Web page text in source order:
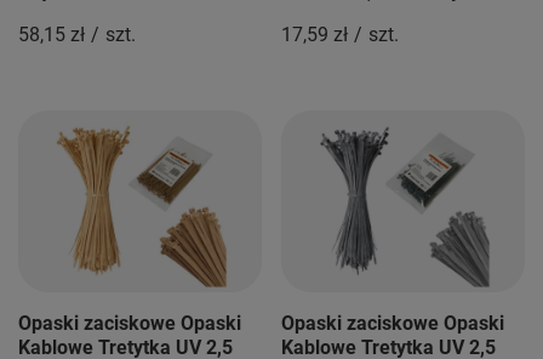
58,15 zł / szt.
17,59 zł / szt.
Opaski zaciskowe Opaski
Kablowe Tretytka UV 2,5
Opaski zaciskowe Opaski
Kablowe Tretytka UV 2,5